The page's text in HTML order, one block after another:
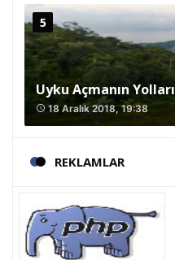
Uyku Açmanın Yolları
access_time 18 Aralık 2018, 19:38
REKLAMLAR